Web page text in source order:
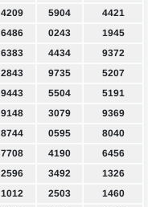
4209 5904
4421
6486 0243
1945
6383 4434
9372
2843 9735
5207
9443 5504
5191
9148 3079
9369
8744 0595
8040
7708 4190
6456
2596 3492
1326
1012 2503
1460